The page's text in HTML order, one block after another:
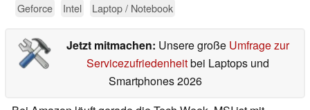
Geforce
Intel Laptop / Notebook
Jetzt mitmachen: Unsere große Umfrage zur
Servicezufriedenheitbei Laptops und
Smartphones 2026